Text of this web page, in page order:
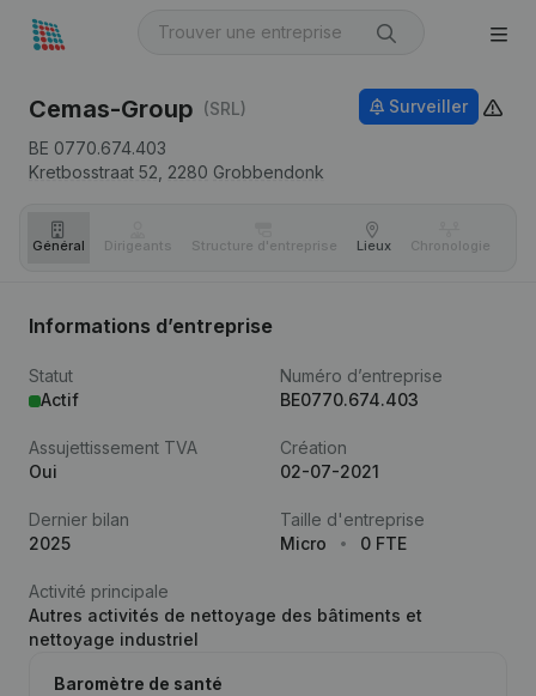
Cemas-Group (SRL)
BE 0770.674.403
Kretbosstraat 52, 2280 Grobbendonk
Surveiller
Général Dirigeants Structure d'entreprise Lieux Chronologie
Informations d’entreprise
Statut
Actif
Numéro d’entreprise
BE0770.674.403
Assujettissement TVA
Oui
Création
02-07-2021
Dernier bilan
2025
Taille d'entreprise
Micro
0 FTE
Activité principale
Autres activités de nettoyage des bâtiments et
nettoyage industriel
Baromètre de santé